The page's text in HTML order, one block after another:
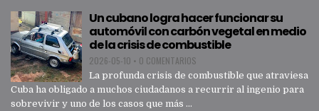
Un cubano logra hacer funcionar su
automóvil con carbón vegetal en medio
de la crisis de combustible
2026-05-10 • 0 COMENTARIOS
La profunda crisis de combustible que atraviesa
Cuba ha obligado a muchos ciudadanos a recurrir al ingenio para
sobrevivir y uno de los casos que más ...